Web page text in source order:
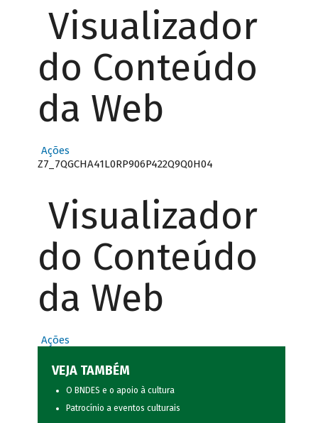
Visualizador
do Conteúdo
da Web
Ações
Z7_7QGCHA41L0RP906P422Q9Q0H04
Visualizador
do Conteúdo
da Web
Ações
VEJA TAMBÉM
O BNDES e o apoio à cultura
Patrocínio a eventos culturais